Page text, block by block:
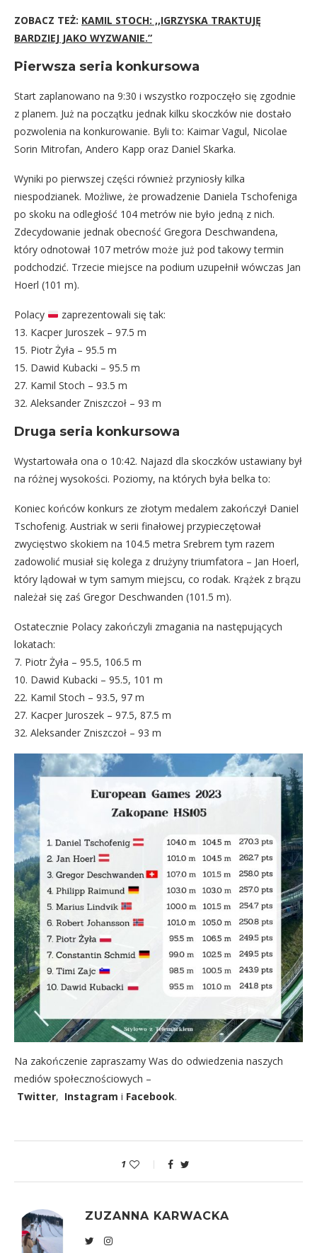
ZOBACZ TEŻ: KAMIL STOCH: ,,IGRZYSKA TRAKTUJĘ
BARDZIEJ JAKO WYZWANIE.”
Pierwsza seria konkursowa
Start zaplanowano na 9:30 i wszystko rozpoczęło się zgodnie
z planem. Już na początku jednak kilku skoczków nie dostało
pozwolenia na konkurowanie. Byli to: Kaimar Vagul, Nicolae
Sorin Mitrofan, Andero Kapp oraz Daniel Skarka.
Wyniki po pierwszej części również przyniosły kilka
niespodzianek. Możliwe, że prowadzenie Daniela Tschofeniga
po skoku na odległość 104 metrów nie było jedną z nich.
Zdecydowanie jednak obecność Gregora Deschwandena,
który odnotował 107 metrów może już pod takowy termin
podchodzić. Trzecie miejsce na podium uzupełnił wówczas Jan
Hoerl (101 m).
Polacy
zaprezentowali się tak:
13. Kacper Juroszek – 97.5 m
15. Piotr Żyła – 95.5 m
15. Dawid Kubacki – 95.5 m
27. Kamil Stoch – 93.5 m
32. Aleksander Zniszczoł – 93 m
Druga seria konkursowa
Wystartowała ona o 10:42. Najazd dla skoczków ustawiany był
na różnej wysokości. Poziomy, na których była belka to:
Koniec końców konkurs ze złotym medalem zakończył Daniel
Tschofenig. Austriak w serii finałowej przypieczętował
zwycięstwo skokiem na 104.5 metra Srebrem tym razem
zadowolić musiał się kolega z drużyny triumfatora – Jan Hoerl,
który lądował w tym samym miejscu, co rodak. Krążek z brązu
należał się zaś Gregor Deschwanden (101.5 m).
Ostatecznie Polacy zakończyli zmagania na następujących
lokatach:
7. Piotr Żyła – 95.5, 106.5 m
10. Dawid Kubacki – 95.5, 101 m
22. Kamil Stoch – 93.5, 97 m
27. Kacper Juroszek – 97.5, 87.5 m
32. Aleksander Zniszczoł – 93 m
Na zakończenie zapraszamy Was do odwiedzenia naszych
mediów społecznościowych –
Twitter, Instagram i Facebook.
1
ZUZANNA KARWACKA